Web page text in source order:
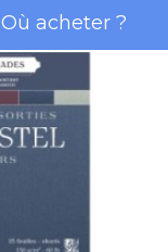
Où acheter ?